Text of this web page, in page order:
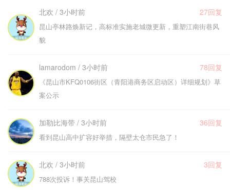
北欢 / 3小时前 27回复
昆山亭林路焕新记，高标准实施老城微更新，重塑江南街巷风
貌
lamarodom / 3小时前 78回复
《昆山市KFQ0106街区（青阳港商务区启动区）详细规划》草
案公示
加勒比海带 / 3小时前 36回复
看到昆山高中扩容好举措，隔壁太仓市民急了！
北欢 / 3小时前 3回复
788次投诉！事关昆山驾校